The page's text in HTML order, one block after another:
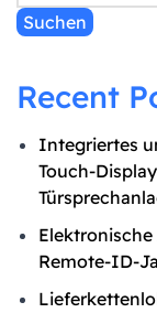
Suchen
Recent
Integriertes
Touch-
Elektronische
Remote-ID-